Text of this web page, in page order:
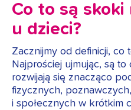
Co to są
u dzieci?
Zacznijmy od definicji, co
Najprościej ujmując, są
rozwijają się znacząco
fizycznych,
i społecznych w krótkim